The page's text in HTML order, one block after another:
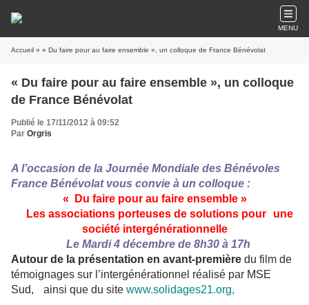
MENU
Accueil » « Du faire pour au faire ensemble », un colloque de France Bénévolat
« Du faire pour au faire ensemble », un colloque
de France Bénévolat
Publié le 17/11/2012 à 09:52
Par Orgris
A l’occasion de la Journée Mondiale des Bénévoles
France Bénévolat vous convie à un colloque :
« Du faire pour au faire ensemble »
Les associations porteuses de solutions pour
une
société intergénérationnelle
Le Mardi 4 décembre de 8h30 à 17h
Autour de la présentation en avant-première du film de
témoignages sur l’intergénérationnel réalisé par MSE
Sud, ainsi que du site www.solidages21.org,